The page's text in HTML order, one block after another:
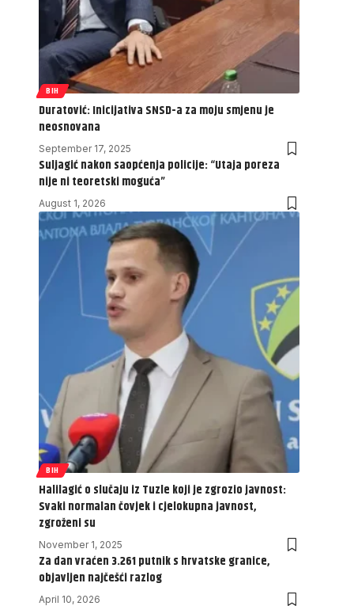
BIH
Duratović: Inicijativa SNSD-a za moju smjenu je
neosnovana
September 17, 2025
Suljagić nakon saopćenja policije: “Utaja poreza
nije ni teoretski moguća”
August 1, 2026
BIH
Halilagić o slučaju iz Tuzle koji je zgrozio javnost:
Svaki normalan čovjek i cjelokupna javnost,
zgroženi su
November 1, 2025
Za dan vraćen 3.261 putnik s hrvatske granice,
objavljen najčešći razlog
April 10, 2026